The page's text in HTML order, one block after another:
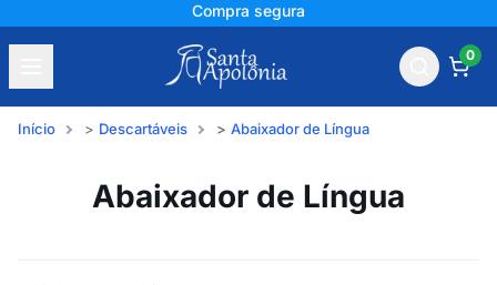
Compra segura
0
Início Descartáveis Abaixador de Língua
Abaixador de Língua